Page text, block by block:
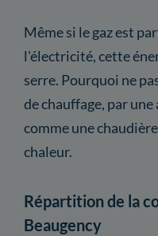
Même si le gaz est
l'électricité, cette
serre. Pourquoi ne
de chauffage, par
comme une
chaleur.
Répartition de la
Beaugency